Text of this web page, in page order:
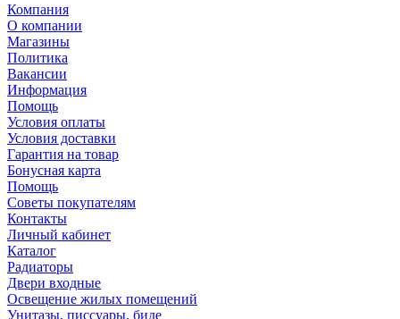
Компания
О компании
Магазины
Политика
Вакансии
Информация
Помощь
Условия оплаты
Условия доставки
Гарантия на товар
Бонусная карта
Помощь
Советы покупателям
Контакты
Личный кабинет
Каталог
Радиаторы
Двери входные
Освещение жилых помещений
Унитазы, писсуары, биде